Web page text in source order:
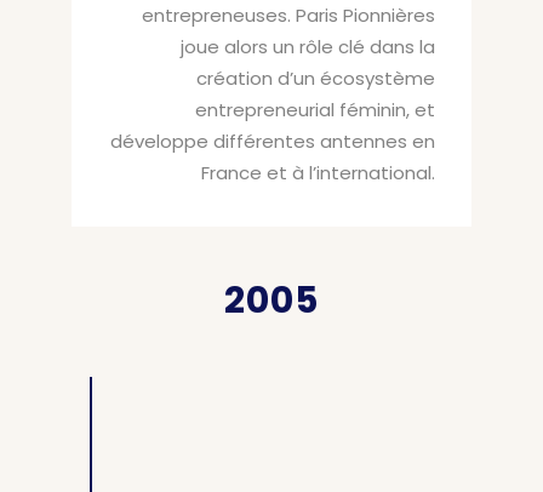
entrepreneuses. Paris Pionnières
joue alors un rôle clé dans la
création d’un écosystème
entrepreneurial féminin, et
développe différentes antennes en
France et à l’international.
2005